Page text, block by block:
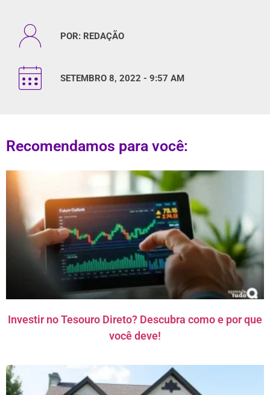
POR: REDAÇÃO
SETEMBRO 8, 2022 - 9:57 AM
Recomendamos para você:
Investir no Tesouro Direto? Descubra como e por que
você deve!